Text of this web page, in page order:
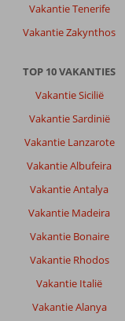
Vakantie Tenerife
Vakantie Zakynthos
TOP 10 VAKANTIES
Vakantie Sicilië
Vakantie Sardinië
Vakantie Lanzarote
Vakantie Albufeira
Vakantie Antalya
Vakantie Madeira
Vakantie Bonaire
Vakantie Rhodos
Vakantie Italië
Vakantie Alanya